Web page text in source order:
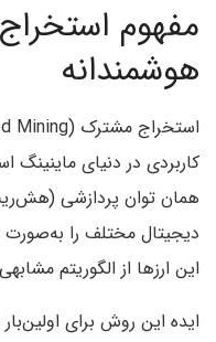
مفهوم
هوشمندانه
کاربردی در دنیای ماینینگ
همان توان پردازشی
دیجیتال مختلف را
این ارزها از الگوریتم